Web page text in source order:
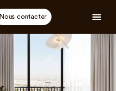
Nous contacter